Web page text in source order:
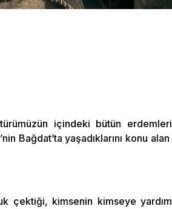
içindeki bütün erdemleri
Bağdat’ta yaşadıklarını konu alan
çektiği, kimsenin kimseye yardım